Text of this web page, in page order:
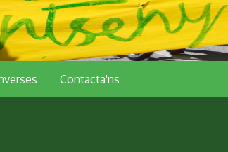
Contacta'ns